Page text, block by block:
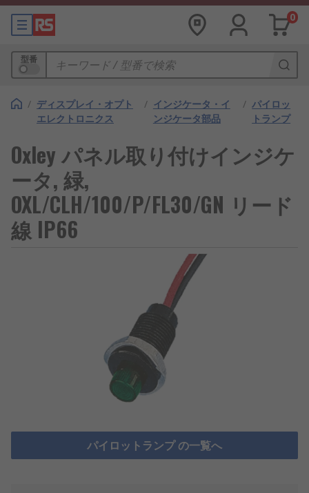
0
型番
/ ディスプレイ・オプト
エレクトロニクス
/ インジケータ・イ
ンジケータ部品
/ パイロッ
トランプ
Oxley パネル取り付けインジケ
ータ, 緑,
OXL/CLH/100/P/FL30/GN リード
線 IP66
パイロットランプ の一覧へ